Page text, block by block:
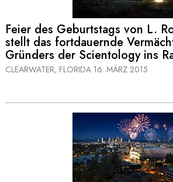
Feier des Geburtstags von L.
stellt das fortdauernde
Gründers der Scientology ins
CLEARWATER, FLORIDA 16. MÄRZ 2015